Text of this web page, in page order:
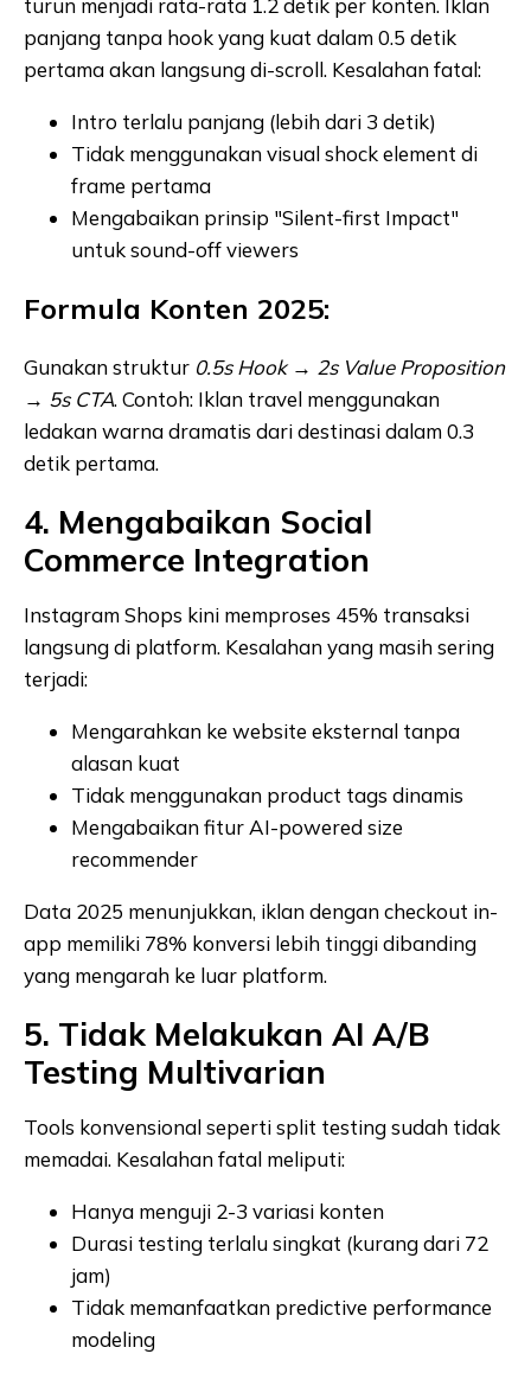
panjang tanpa hook yang kuat dalam 0.5 detik
pertama akan langsung di-scroll. Kesalahan fatal:
Intro terlalu panjang (lebih dari 3 detik)
Tidak menggunakan visual shock element di
frame pertama
Mengabaikan prinsip "Silent-first Impact"
untuk sound-off viewers
Formula Konten 2025:
Gunakan struktur 0.5s Hook → 2s Value Proposition
→ 5s CTA. Contoh: Iklan travel menggunakan
ledakan warna dramatis dari destinasi dalam 0.3
detik pertama.
4. Mengabaikan Social
Commerce Integration
Instagram Shops kini memproses 45% transaksi
langsung di platform. Kesalahan yang masih sering
terjadi:
Mengarahkan ke website eksternal tanpa
alasan kuat
Tidak menggunakan product tags dinamis
Mengabaikan fitur AI-powered size
recommender
Data 2025 menunjukkan, iklan dengan checkout in-
app memiliki 78% konversi lebih tinggi dibanding
yang mengarah ke luar platform.
5. Tidak Melakukan AI A/B
Testing Multivarian
Tools konvensional seperti split testing sudah tidak
memadai. Kesalahan fatal meliputi:
Hanya menguji 2-3 variasi konten
Durasi testing terlalu singkat (kurang dari 72
jam)
Tidak memanfaatkan predictive performance
modeling